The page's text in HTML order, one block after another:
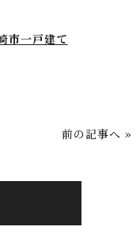
市一戸建て
前の記事へ »